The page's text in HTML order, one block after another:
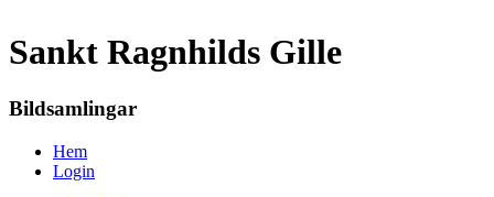
Sankt Ragnhilds Gille
Bildsamlingar
Hem
Login